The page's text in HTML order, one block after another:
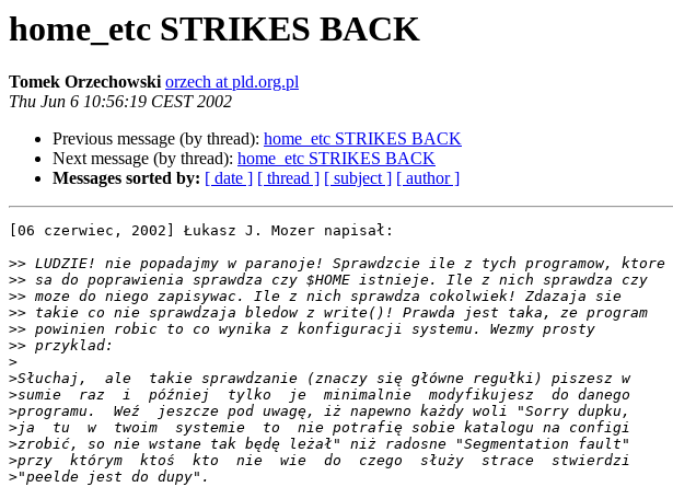
home_etc STRIKES BACK
Tomek Orzechowski orzech at pld.org.pl
Thu Jun 6 10:56:19 CEST 2002
Previous message (by thread): home_etc STRIKES BACK
Next message (by thread): home_etc STRIKES BACK
Messages sorted by: [ date ] [ thread ] [ subject ] [ author ]
[06 czerwiec, 2002] Łukasz J. Mozer napisał:
>>
>>
>>
>>
>>
>>
>
>
>
>
>
>
>
>